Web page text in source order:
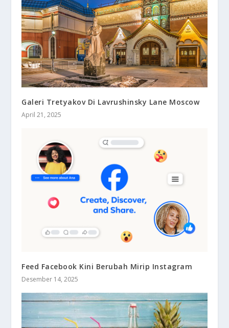
Galeri Tretyakov Di Lavrushinsky Lane Moscow
April 21, 2025
Feed Facebook Kini Berubah Mirip Instagram
Desember 14, 2025